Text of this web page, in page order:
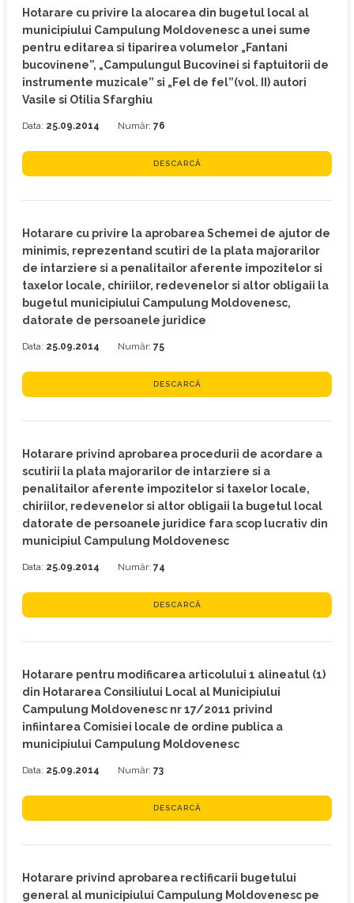
Hotarare cu privire la alocarea din bugetul local al
municipiului Campulung Moldovenesc a unei sume
pentru editarea si tiparirea volumelor „Fantani
bucovinene”, „Campulungul Bucovinei si faptuitorii de
instrumente muzicale” si „Fel de fel”(vol. II) autori
Vasile si Otilia Sfarghiu
Data: 25.09.2014 Număr: 76
DESCARCĂ
Hotarare cu privire la aprobarea Schemei de ajutor de
minimis, reprezentand scutiri de la plata majorarilor
de intarziere si a penalitailor aferente impozitelor si
taxelor locale, chiriilor, redevenelor si altor obligaii la
bugetul municipiului Campulung Moldovenesc,
datorate de persoanele juridice
Data: 25.09.2014 Număr: 75
DESCARCĂ
Hotarare privind aprobarea procedurii de acordare a
scutirii la plata majorarilor de intarziere si a
penalitailor aferente impozitelor si taxelor locale,
chiriilor, redevenelor si altor obligaii la bugetul local
datorate de persoanele juridice fara scop lucrativ din
municipiul Campulung Moldovenesc
Data: 25.09.2014 Număr: 74
DESCARCĂ
Hotarare pentru modificarea articolului 1 alineatul (1)
din Hotararea Consiliului Local al Municipiului
Campulung Moldovenesc nr 17/2011 privind
infiintarea Comisiei locale de ordine publica a
municipiului Campulung Moldovenesc
Data: 25.09.2014 Număr: 73
DESCARCĂ
Hotarare privind aprobarea rectificarii bugetului
general al municipiului Campulung Moldovenesc pe